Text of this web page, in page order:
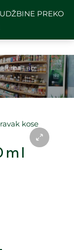
PREKO
Lab